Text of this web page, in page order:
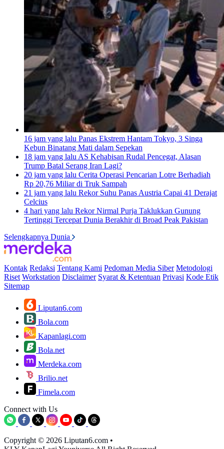
16 jam yang lalu Panas Ekstrem Hantam Tokyo, 3 Singa
Kebun Binatang Mati dalam Sepekan
18 jam yang lalu AS Kehabisan Rudal Pencegat, Alasan
Trump Batal Serang Iran Lagi?
20 jam yang lalu Cerita Operasi Pencarian Lotre Berhadiah
Rp 20,76 Miliar di Truk Sampah
21 jam yang lalu Rekor Suhu Panas Austria Capai 41 Derajat
Celcius
4 hari yang lalu Rekor Nirmal Purja Taklukkan Gunung
Tertinggi Tercepat Dunia Berakhir di Broad Peak Pakistan
Selengkapnya Dunia
Kontak Redaksi Tentang Kami Pedoman Media Siber Metodologi
Riset Workstation Disclaimer Syarat & Ketentuan Privasi Kode Etik
Sitemap
Liputan6.com
Bola.com
Kapanlagi.com
Bola.net
Merdeka.com
Brilio.net
Fimela.com
Connect with Us
Copyright © 2026 Liputan6.com •